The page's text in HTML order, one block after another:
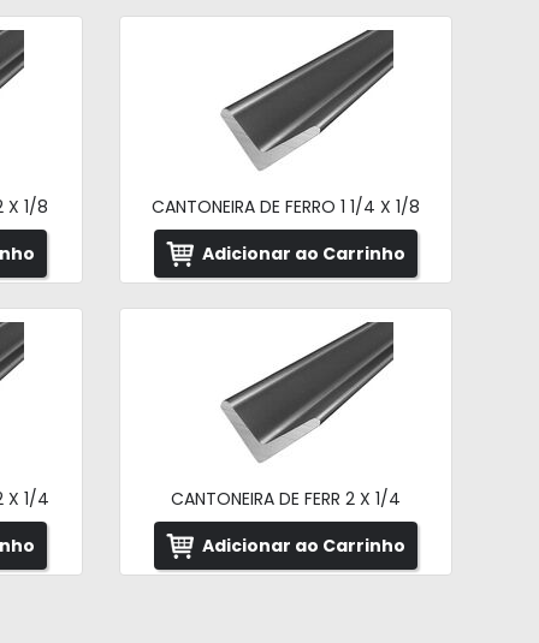
X 1/8
CANTONEIRA DE FERRO 1 1/4 X 1/8
Adicionar ao Carrinho
X 1/4
CANTONEIRA DE FERR 2 X 1/4
Adicionar ao Carrinho